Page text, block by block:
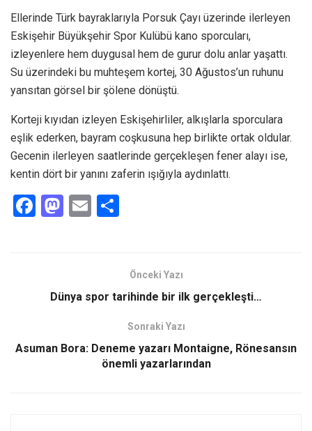
Ellerinde Türk bayraklarıyla Porsuk Çayı üzerinde ilerleyen
Eskişehir Büyükşehir Spor Kulübü kano sporcuları,
izleyenlere hem duygusal hem de gurur dolu anlar yaşattı.
Su üzerindeki bu muhteşem kortej, 30 Ağustos’un ruhunu
yansıtan görsel bir şölene dönüştü.
Korteji kıyıdan izleyen Eskişehirliler, alkışlarla sporculara
eşlik ederken, bayram coşkusuna hep birlikte ortak oldular.
Gecenin ilerleyen saatlerinde gerçekleşen fener alayı ise,
kentin dört bir yanını zaferin ışığıyla aydınlattı.
F
k
M
d
n
E
Önceki Yazı
Dünya spor tarihinde bir ilk gerçekleşti…
Sonraki Yazı
Asuman Bora: Deneme yazarı Montaigne, Rönesansın
önemli yazarlarından